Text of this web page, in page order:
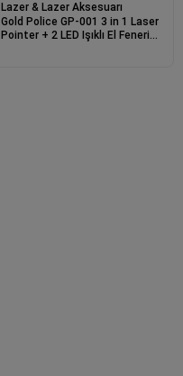
Lazer & Lazer Aksesuarı
Gold Police GP-001 3 in 1 Laser
Pointer + 2 LED Işıklı El Feneri